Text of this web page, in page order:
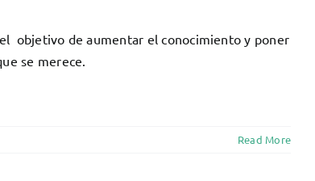
objetivo de aumentar el conocimiento y poner
se merece.
Read More